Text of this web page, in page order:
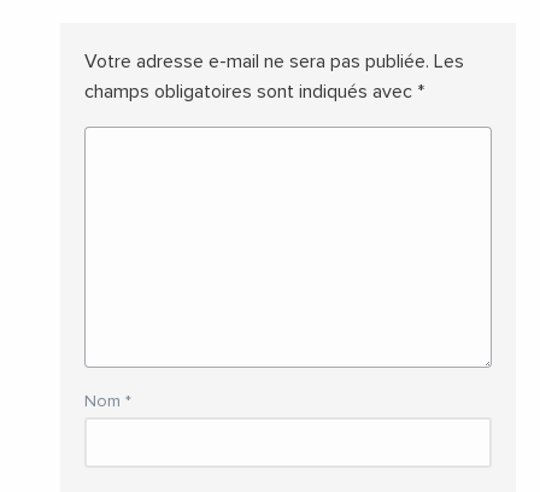
Votre adresse e-mail ne sera pas publiée. Les
champs obligatoires sont indiqués avec *
Nom *